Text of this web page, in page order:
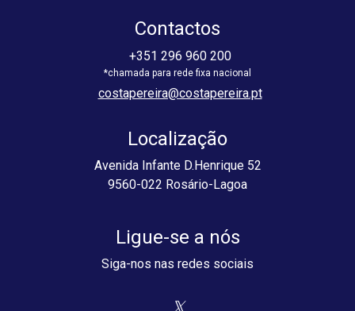
Contactos
+351 296 960 200
costapereira@costapereira.pt
Localização
Avenida Infante D.Henrique 52
9560-022 Rosário-Lagoa
Ligue-se a nós
Siga-nos nas redes sociais